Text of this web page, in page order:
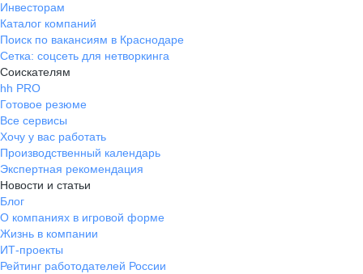
Инвесторам
Каталог компаний
Поиск по вакансиям в Краснодаре
Сетка: соцсеть для нетворкинга
Соискателям
hh PRO
Готовое резюме
Все сервисы
Хочу у вас работать
Производственный календарь
Экспертная рекомендация
Новости и статьи
Блог
О компаниях в игровой форме
Жизнь в компании
ИТ-проекты
Рейтинг работодателей России